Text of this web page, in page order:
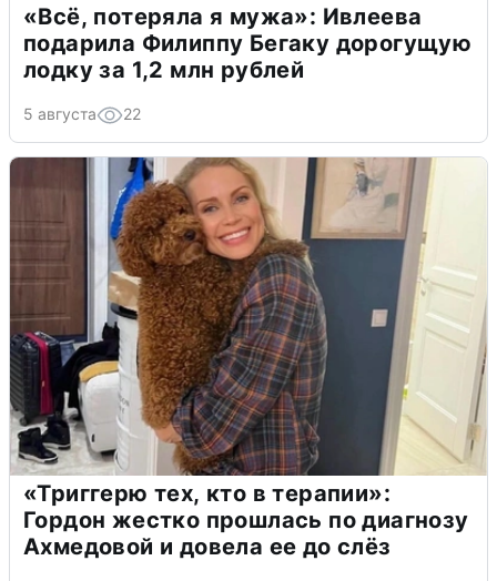
«Всё, потеряла я мужа»: Ивлеева
подарила Филиппу Бегаку дорогущую
лодку за 1,2 млн рублей
5 августа 22
«Триггерю тех, кто в терапии»:
Гордон жестко прошлась по диагнозу
Ахмедовой и довела ее до слёз